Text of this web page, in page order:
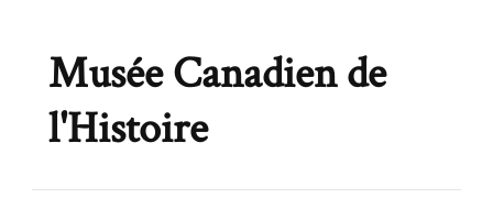
Musée Canadien de
l'Histoire